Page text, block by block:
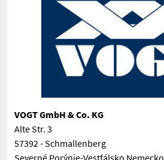
VOGT GmbH & Co. KG
Alte Str. 3
57392 - Schmallenberg